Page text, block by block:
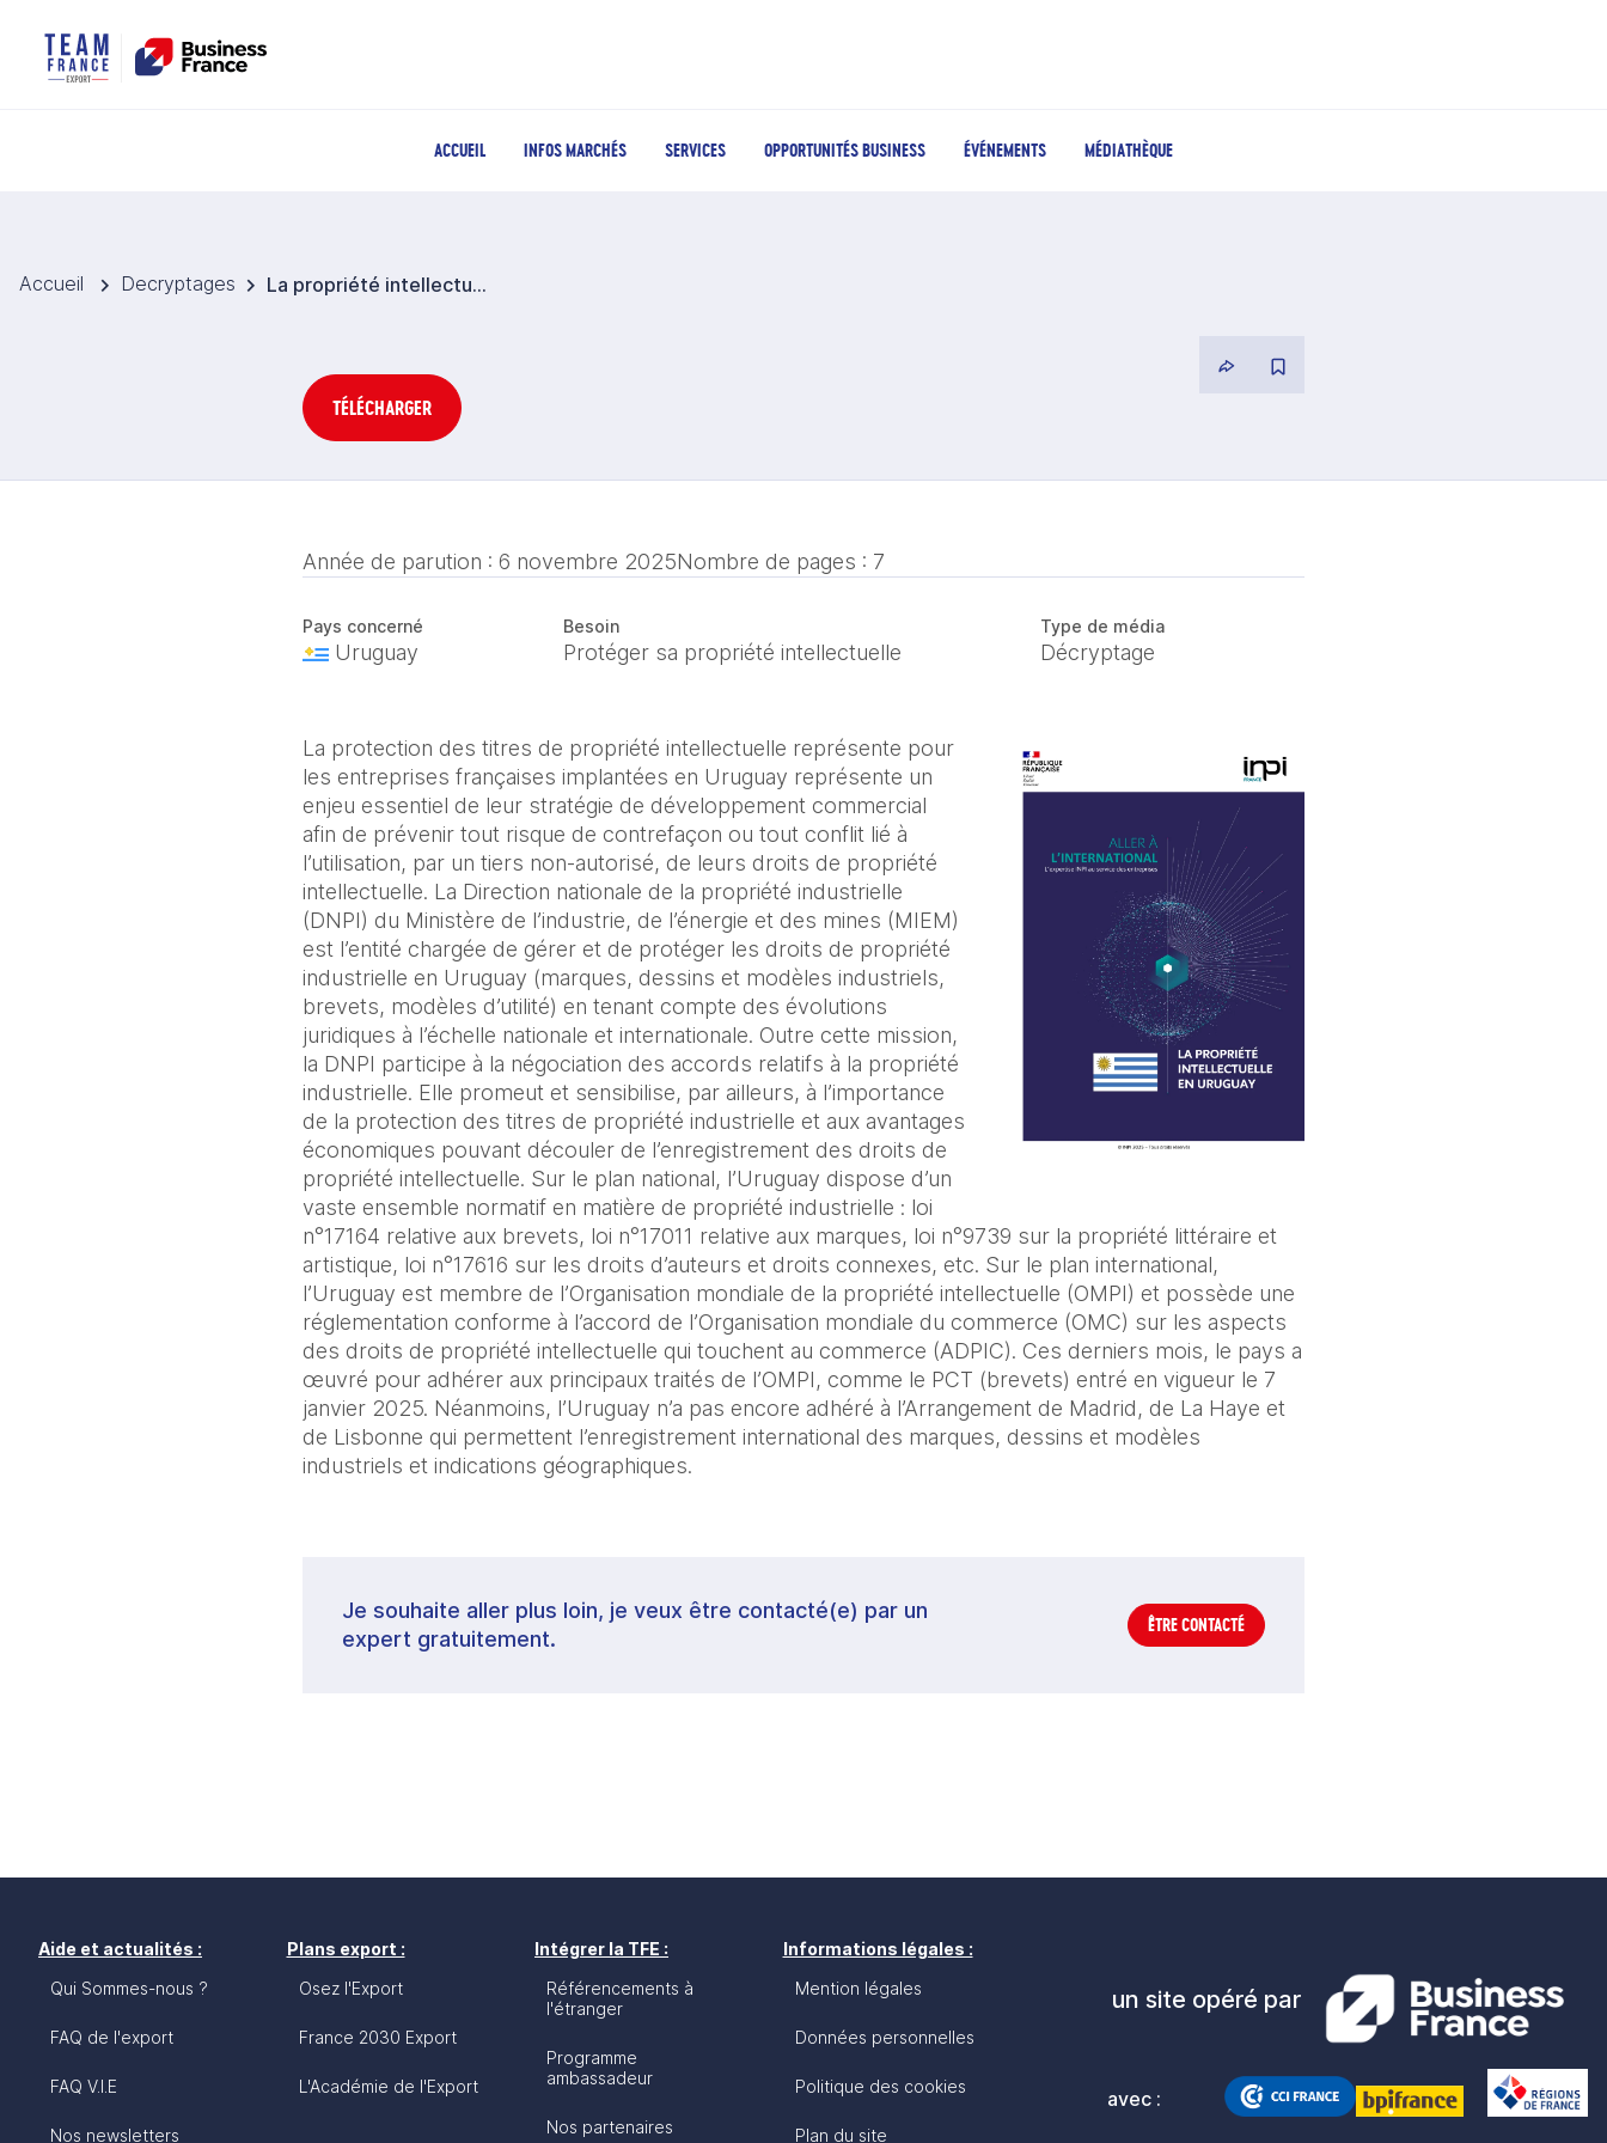
ACCUEIL INFOS MARCHÉS SERVICES OPPORTUNITÉS BUSINESS ÉVÉNEMENTS MÉDIATHÈQUE
Accueil Decryptages La propriété intellectuelle en Uruguay
TÉLÉCHARGER
Année de parution : 6 novembre 2025Nombre de pages : 7
Pays concerné
Uruguay
Besoin
Protéger sa propriété intellectuelle
Type de média
Décryptage
La protection des titres de propriété intellectuelle représente pour
les entreprises françaises implantées en Uruguay représente un
enjeu essentiel de leur stratégie de développement commercial
afin de prévenir tout risque de contrefaçon ou tout conflit lié à
l’utilisation, par un tiers non-autorisé, de leurs droits de propriété
intellectuelle. La Direction nationale de la propriété industrielle
(DNPI) du Ministère de l’industrie, de l’énergie et des mines (MIEM)
est l’entité chargée de gérer et de protéger les droits de propriété
industrielle en Uruguay (marques, dessins et modèles industriels,
brevets, modèles d’utilité) en tenant compte des évolutions
juridiques à l’échelle nationale et internationale. Outre cette mission,
la DNPI participe à la négociation des accords relatifs à la propriété
industrielle. Elle promeut et sensibilise, par ailleurs, à l’importance
de la protection des titres de propriété industrielle et aux avantages
économiques pouvant découler de l’enregistrement des droits de
propriété intellectuelle. Sur le plan national, l’Uruguay dispose d’un
vaste ensemble normatif en matière de propriété industrielle : loi
n°17164 relative aux brevets, loi n°17011 relative aux marques, loi n°9739 sur la propriété littéraire et
artistique, loi n°17616 sur les droits d’auteurs et droits connexes, etc. Sur le plan international,
l’Uruguay est membre de l’Organisation mondiale de la propriété intellectuelle (OMPI) et possède une
réglementation conforme à l’accord de l’Organisation mondiale du commerce (OMC) sur les aspects
des droits de propriété intellectuelle qui touchent au commerce (ADPIC). Ces derniers mois, le pays a
œuvré pour adhérer aux principaux traités de l’OMPI, comme le PCT (brevets) entré en vigueur le 7
janvier 2025. Néanmoins, l’Uruguay n’a pas encore adhéré à l’Arrangement de Madrid, de La Haye et
de Lisbonne qui permettent l’enregistrement international des marques, dessins et modèles
industriels et indications géographiques.
Je souhaite aller plus loin, je veux être contacté(e) par un
expert gratuitement.
ÊTRE CONTACTÉ
Aide et actualités :
Qui Sommes-nous ?
FAQ de l'export
FAQ V.I.E
Nos newsletters
Plans export :
Osez l'Export
France 2030 Export
L'Académie de l'Export
Intégrer la TFE :
Référencements à
l'étranger
Programme
ambassadeur
Nos partenaires
Informations légales :
Mention légales
Données personnelles
Politique des cookies
Plan du site
un site opéré par
avec :